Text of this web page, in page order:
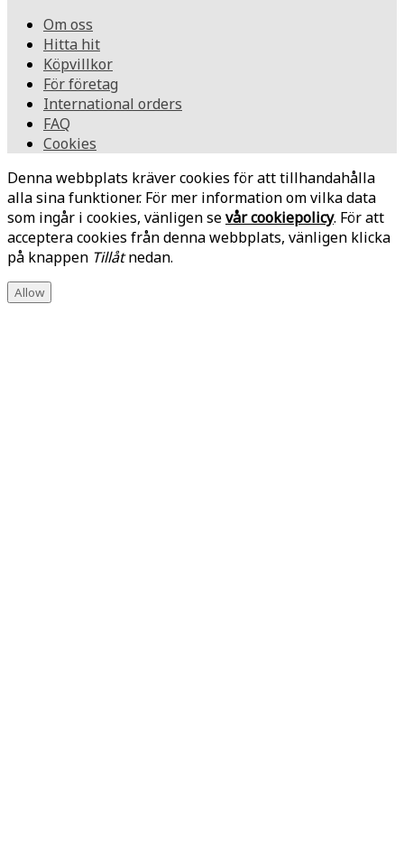
Om oss
Hitta hit
Köpvillkor
För företag
International orders
FAQ
Cookies
Denna webbplats kräver cookies för att tillhandahålla
alla sina funktioner. För mer information om vilka data
som ingår i cookies, vänligen sevår cookiepolicy. För att
acceptera cookies från denna webbplats, vänligen klicka
på knappen Tillåtnedan.
Allow